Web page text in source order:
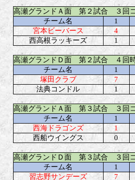
高瀬グランドＡ面 第２試合 ３回
チーム名
1
宮本ビーバース
4
西高根ラッキーズ
1
高瀬グランドＤ面 第２試合 ４回
チーム名
1
塚田クラブ
7
法典コンドル
1
高瀬グランドＡ面 第３試合 ３回
チーム名
1
西海ドラゴンズ
1
西船ウイングス
0
高瀬グランドＤ面 第３試合 ３回
チーム名
1
習志野サンデーズ
7